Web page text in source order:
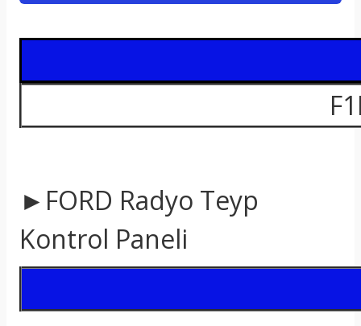
►FORD Radyo Teyp
Kontrol Paneli